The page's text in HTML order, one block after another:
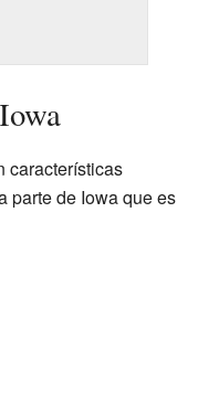
características
parte de Iowa que es